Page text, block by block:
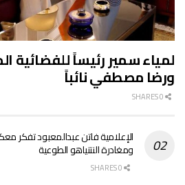
لمياء سمير رئيساً للفضائية
ورضا مصطفي نائباً
الإعلامية فاتن عبدالمعبود تفكر
ومغادرة النتنياهو الطوعية